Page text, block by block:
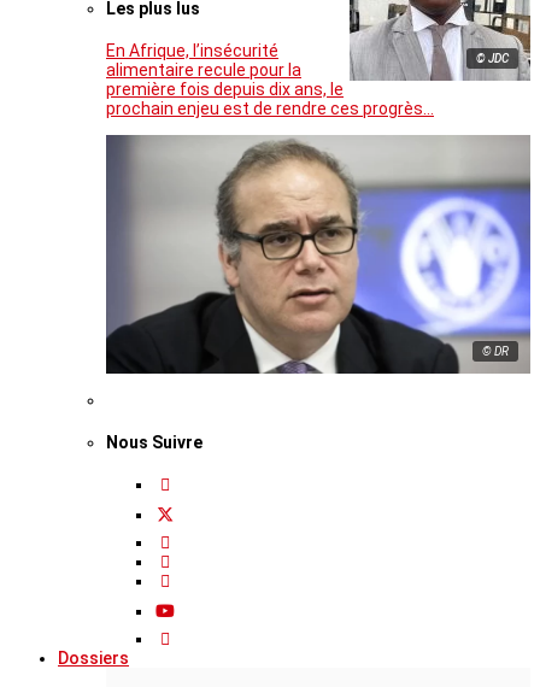
© JDC
Les plus lus
En Afrique, l’insécurité
alimentaire recule pour la
première fois depuis dix ans, le
prochain enjeu est de rendre ces progrès…
© DR
Nous Suivre
Dossiers